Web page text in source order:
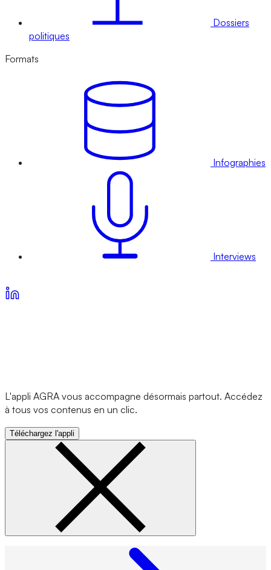
Dossiers
politiques
Formats
Infographies
Interviews
L'appli AGRA vous accompagne désormais partout. Accédez
à tous vos contenus en un clic.
Téléchargez l'appli